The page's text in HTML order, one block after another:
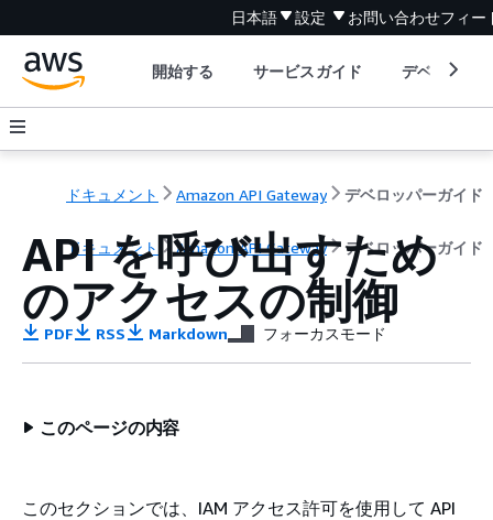
日本語 設定 お問い合わせフィー
開始する サービスガイド デベロッパ
ドキュメント Amazon API Gateway デベロッパーガイド
ドキュメント Amazon API Gateway デベロッパーガイド
API を呼び出すため
のアクセスの制御
PDF RSS Markdown フォーカスモード
このページの内容
このセクションでは、IAM アクセス許可を使用して API